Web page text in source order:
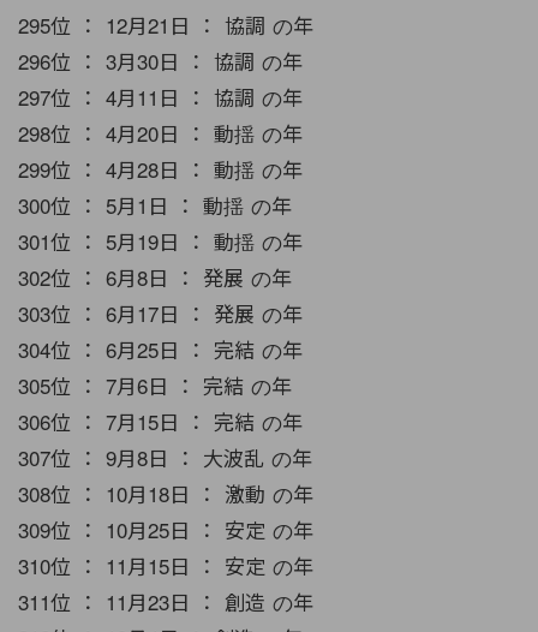
295位 ： 12月21日 ： 協調 の年
296位 ： 3月30日 ： 協調 の年
297位 ： 4月11日 ： 協調 の年
298位 ： 4月20日 ： 動揺 の年
299位 ： 4月28日 ： 動揺 の年
300位 ： 5月1日 ： 動揺 の年
301位 ： 5月19日 ： 動揺 の年
302位 ： 6月8日 ： 発展 の年
303位 ： 6月17日 ： 発展 の年
304位 ： 6月25日 ： 完結 の年
305位 ： 7月6日 ： 完結 の年
306位 ： 7月15日 ： 完結 の年
307位 ： 9月8日 ： 大波乱 の年
308位 ： 10月18日 ： 激動 の年
309位 ： 10月25日 ： 安定 の年
310位 ： 11月15日 ： 安定 の年
311位 ： 11月23日 ： 創造 の年